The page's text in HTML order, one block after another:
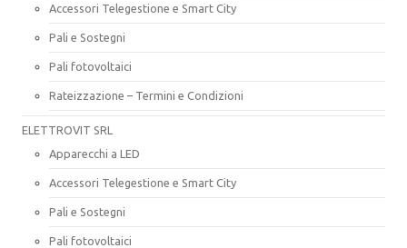
Accessori Telegestione e Smart City
Pali e Sostegni
Pali fotovoltaici
Rateizzazione – Termini e Condizioni
ELETTROVIT SRL
Apparecchi a LED
Accessori Telegestione e Smart City
Pali e Sostegni
Pali fotovoltaici